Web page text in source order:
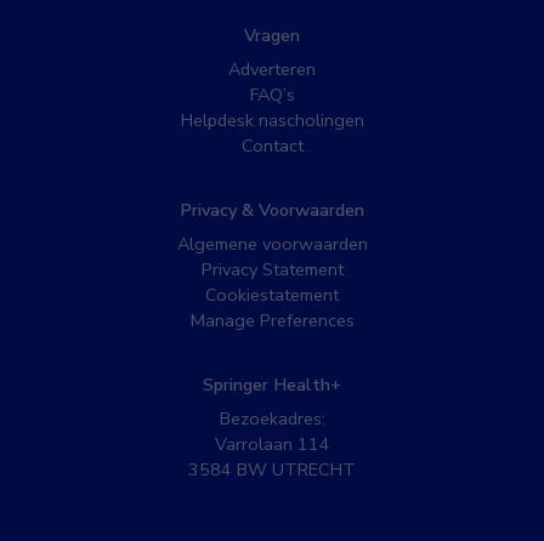
Vragen
Adverteren
FAQ’s
Helpdesk nascholingen
Contact
Privacy & Voorwaarden
Algemene voorwaarden
Privacy Statement
Cookiestatement
Manage Preferences
Springer Health+
Bezoekadres:
Varrolaan 114
3584 BW UTRECHT